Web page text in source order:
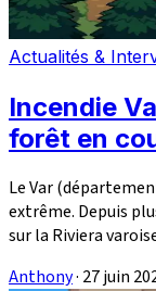
Actualités &
Incendie
forêt en
Le Var
extrême. Depuis
sur la Riviera
Anthony· 27 juin